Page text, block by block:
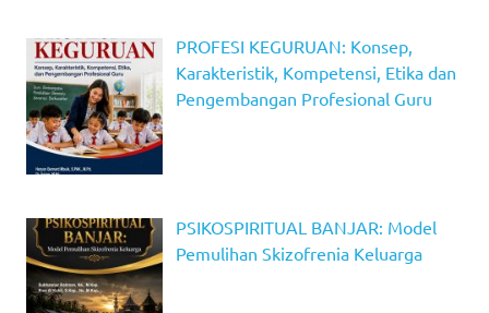
PROFESI KEGURUAN: Konsep,
Karakteristik, Kompetensi, Etika dan
Pengembangan Profesional Guru
PSIKOSPIRITUAL BANJAR: Model
Pemulihan Skizofrenia Keluarga